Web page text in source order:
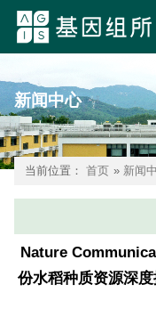
新闻中心
当前位置： 首页 » 新闻
Nature
份水稻种质资源深